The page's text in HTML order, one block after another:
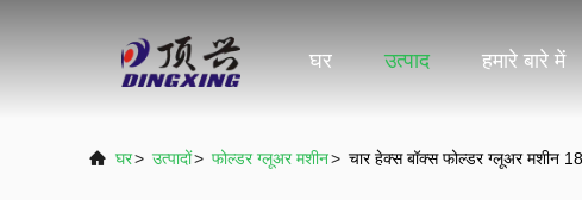
घर उत्पाद हमारे बारे में
घर> उत्पादों> फोल्डर ग्लूअर मशीन> चार हेक्स बॉक्स फोल्डर ग्लूअर मशीन